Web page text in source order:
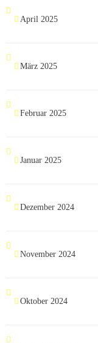
April 2025
März 2025
Februar 2025
Januar 2025
Dezember 2024
November 2024
Oktober 2024